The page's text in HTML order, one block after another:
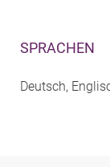
SPRACHEN
Deutsch,